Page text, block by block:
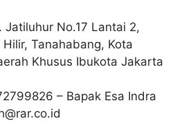
Jatiluhur No.17 Lantai 2,
Hilir, Tanahabang, Kota
Khusus Ibukota Jakarta
– Bapak Esa Indra